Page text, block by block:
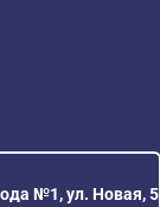
№1, ул. Новая, 5